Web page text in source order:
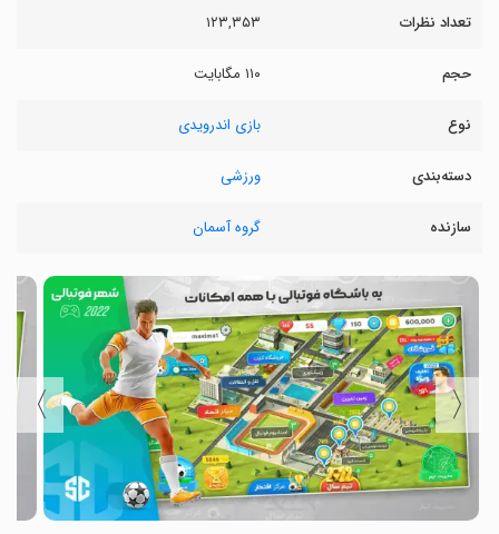
تعداد نظرات ۱۲۳,۳۵۳
حجم ۱۱۰ مگابایت
نوع بازی اندرویدی
دسته‌بندی ورزشی
سازنده گروه آسمان
〈
〉